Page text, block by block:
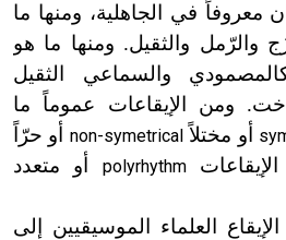
معروفاً في الجاهلية، ومنها ما
والرّمل والثقيل. ومنها ما هو
والسماعي الثقيل
ومن الإيقاعات عموماً ما
أو مختلاً non-symetrical أو حرّاً
polyrhythm أو متعدد
العلماء الموسيقيين إلى